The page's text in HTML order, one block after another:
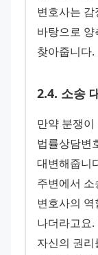
변호사는
바탕으로
찾아줍니다.
2.4. 소송
만약 분쟁
법률상담변
대변해줍니
주변에서
변호사의
나더라고요
자신의 권